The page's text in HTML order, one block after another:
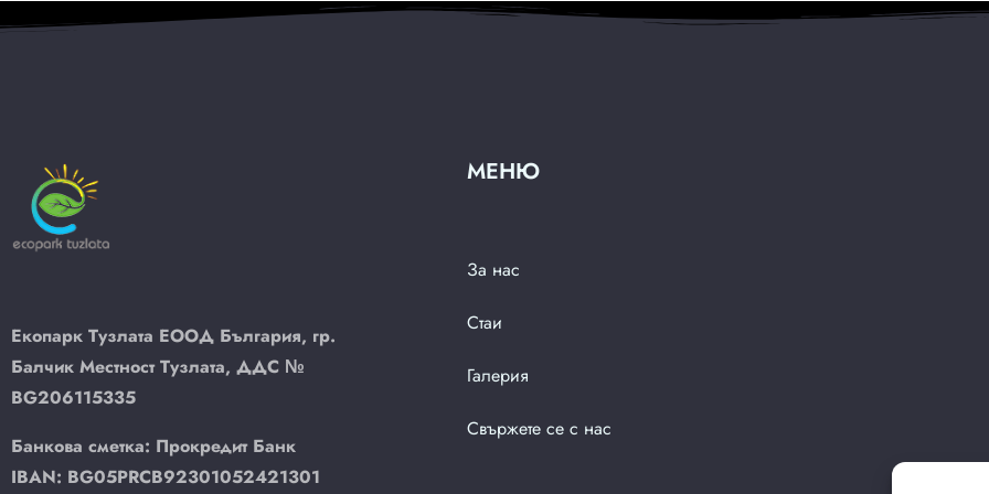
Екопарк Тузлата ЕООД България, гр.
Балчик Местност Тузлата, ДДС №
BG206115335
Банкова сметка: Прокредит Банк
IBAN: BG05PRCB92301052421301
МЕНЮ
За нас
Стаи
Галерия
Свържете се с нас